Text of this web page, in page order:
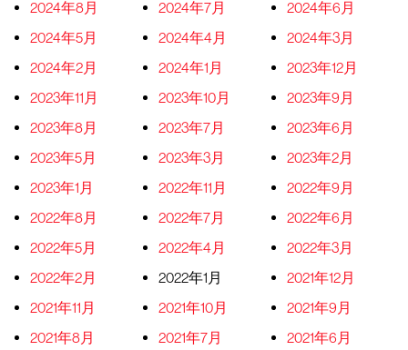
2024年8月
2024年7月
2024年6月
2024年5月
2024年4月
2024年3月
2024年2月
2024年1月
2023年12月
2023年11月
2023年10月
2023年9月
2023年8月
2023年7月
2023年6月
2023年5月
2023年3月
2023年2月
2023年1月
2022年11月
2022年9月
2022年8月
2022年7月
2022年6月
2022年5月
2022年4月
2022年3月
2022年2月
2022年1月
2021年12月
2021年11月
2021年10月
2021年9月
2021年8月
2021年7月
2021年6月